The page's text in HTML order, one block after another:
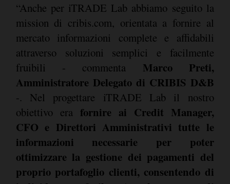
“Anche per iTRADE Lab abbiamo seguito la
mission di cribis.com, orientata a fornire al
mercato informazioni complete e affidabili
attraverso soluzioni semplici e facilmente
fruibili - commenta Marco Preti,
Amministratore Delegato di CRIBIS D&B
-. Nel progettare iTRADE Lab il nostro
obiettivo era fornire ai Credit Manager,
CFO e Direttori Amministrativi tutte le
informazioni necessarie per poter
ottimizzare la gestione dei pagamenti del
proprio portafoglio clienti, consentendo di